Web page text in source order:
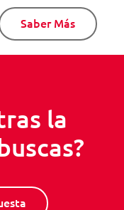
Saber Más
la